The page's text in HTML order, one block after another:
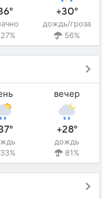
27%
+30°
дождь/гроза
56%
33%
вечер
+28°
дождь
81%